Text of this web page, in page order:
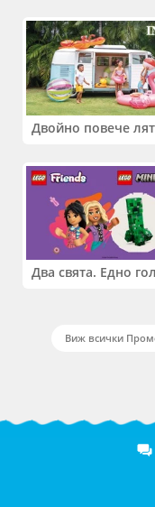
Виж всички